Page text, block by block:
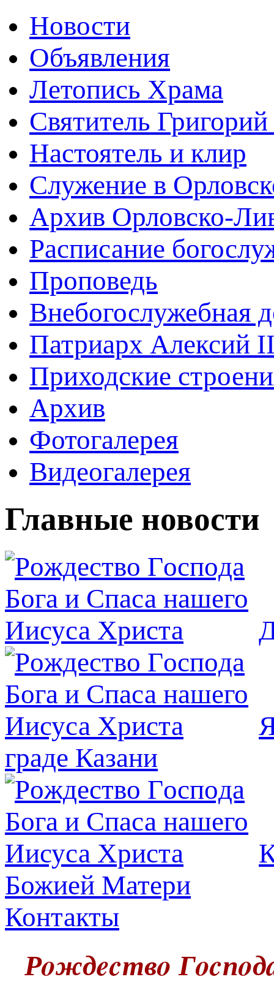
Новости
Объявления
Летопись Храма
Святитель
Настоятель и клир
Служение в
Архив Орловско-
Расписание
Проповедь
Внебогослужебная
Патриарх Алексий
Приходские
Архив
Фотогалерея
Видеогалерея
Главные новости
граде Казани
Божией Матери
Контакты
Рoждecтвo